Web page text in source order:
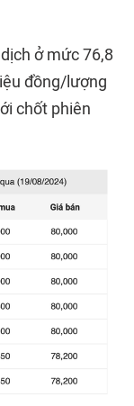
ở mức 76,8
đồng/lượng
chốt phiên